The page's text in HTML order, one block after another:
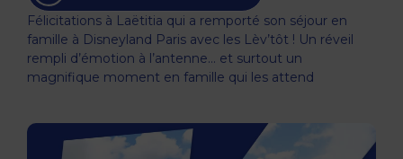
Félicitations à Laëtitia qui a remporté son séjour en
famille à Disneyland Paris avec les Lèv’tôt ! Un réveil
rempli d’émotion à l’antenne… et surtout un
magnifique moment en famille qui les attend